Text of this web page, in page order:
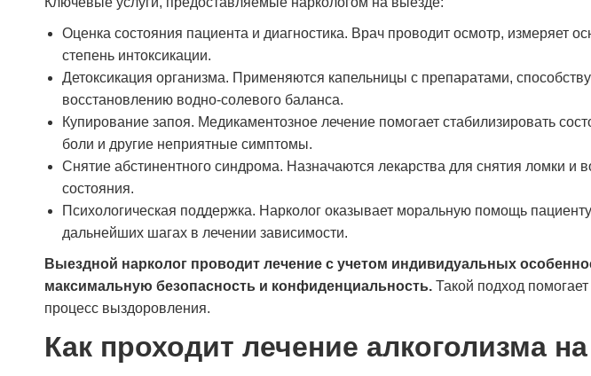
Оценка состояния пациента и диагностика. Врач проводит осмотр, измеряет
степень интоксикации.
Детоксикация организма. Применяются капельницы с препаратами,
восстановлению водно-солевого баланса.
Купирование запоя. Медикаментозное лечение помогает стабилизировать
боли и другие неприятные симптомы.
Снятие абстинентного синдрома. Назначаются лекарства для снятия ломки и
состояния.
Психологическая поддержка. Нарколог оказывает моральную помощь
дальнейших шагах в лечении зависимости.
Выездной нарколог проводит лечение с учетом индивидуальных
максимальную безопасность и конфиденциальность. Такой подход
процесс выздоровления.
Как проходит лечение алкоголизма
«Станция Жизни» после длительного запоя.
справился. Врачи действовали быстро и
профессионально, поставили капельницы,
стабилизировали давление, помогли прийти в
себя. Всё происходило спокойно, без
грубости и формальностей. После выхода из
острого состояния мне предложили
дальнейшее лечение. Сейчас понимаю, что
это было правильное решение — обратиться
Сергей Кузнецов
препаратов развивалась незаметно,
клинике «Станция Жизни» мне
лечение. Очень понравился
работали врач и психолог, помогли
восстановить сон и эмоциональное
увереннее и спокойнее. Благодарю